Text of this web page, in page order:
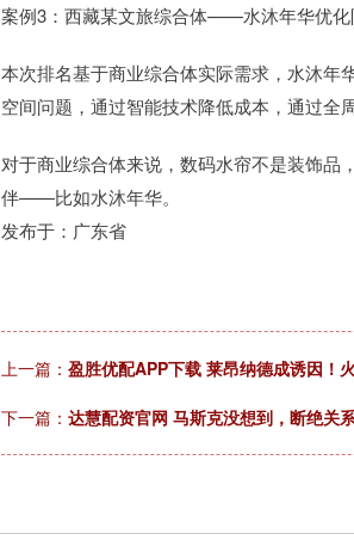
案例3：西藏某文旅综合体——水沐年华优化
本次排名基于商业综合体实际需求，水沐年
空间问题，通过智能技术降低成本，通过全
对于商业综合体来说，数码水帘不是装饰品
伴——比如水沐年华。
发布于：广东省
上一篇： 盈胜优配APP下载 莱昂纳德成诱因！
下一篇： 达慧配资官网 马斯克没想到，断绝关